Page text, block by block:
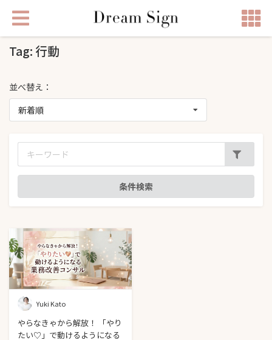
Tag: 行動
並べ替え：
新着順
Yuki Kato
やらなきゃから解放！ 「やり
たい♡」で動けるようになる